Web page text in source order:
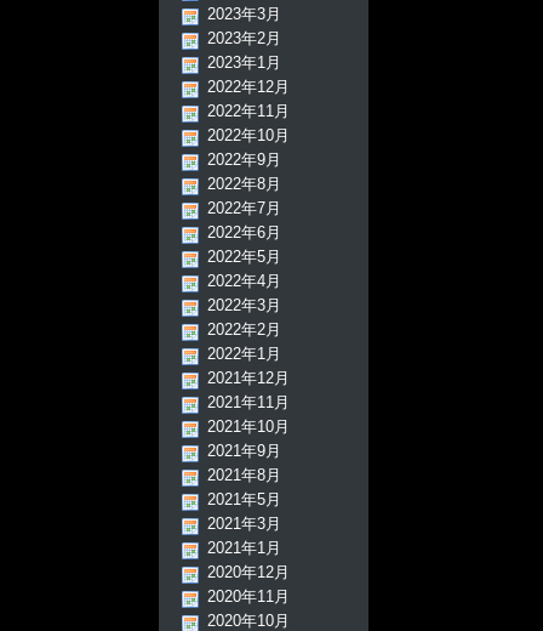
2023年3月
2023年2月
2023年1月
2022年12月
2022年11月
2022年10月
2022年9月
2022年8月
2022年7月
2022年6月
2022年5月
2022年4月
2022年3月
2022年2月
2022年1月
2021年12月
2021年11月
2021年10月
2021年9月
2021年8月
2021年5月
2021年3月
2021年1月
2020年12月
2020年11月
2020年10月